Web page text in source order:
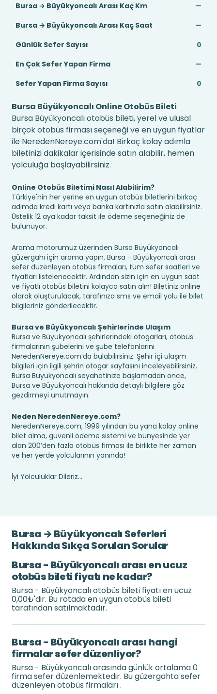
Bursa → Büyükyoncalı Arası Kaç Km
—
Bursa → Büyükyoncalı Arası Kaç Saat
—
Günlük Sefer Sayısı
0
En Çok Sefer Yapan Firma
—
Sefer Yapan Firma Sayısı
0
Bursa Büyükyoncalı Online Otobüs Bileti
Bursa Büyükyoncalı otobüs bileti, yerel ve ulusal
birçok otobüs firması seçeneği ve en uygun fiyatlar
ile NeredenNereye.com'da! Birkaç kolay adımla
biletinizi dakikalar içerisinde satın alabilir, hemen
yolculuğa başlayabilirsiniz.
Online Otobüs Biletimi Nasıl Alabilirim?
Türkiye'nin her yerine en uygun otobüs biletlerini birkaç
adımda kredi kartı veya banka kartınızla satın alabilirsiniz.
Üstelik 12 aya kadar taksit ile ödeme seçeneğiniz de
bulunuyor.
Arama motorumuz üzerinden Bursa Büyükyoncalı
güzergahı için arama yapın, Bursa - Büyükyoncalı arası
sefer düzenleyen otobüs firmaları, tüm sefer saatleri ve
fiyatları listelenecektir. Ardından sizin için en uygun saat
ve fiyatlı otobüs biletini kolayca satın alın! Biletiniz online
olarak oluşturulacak, tarafınıza sms ve email yolu ile bilet
bilgileriniz gönderilecektir.
Bursa ve Büyükyoncalı Şehirlerinde Ulaşım
Bursa ve Büyükyoncalı şehirlerindeki otogarları, otobüs
firmalarının şubelerini ve şube telefonlarını
NeredenNereye.com’da bulabilirsiniz. Şehir içi ulaşım
bilgileri için ilgili şehrin otogar sayfasını inceleyebilirsiniz.
Bursa Büyükyoncalı seyahatinize başlamadan önce,
Bursa ve Büyükyoncalı hakkında detaylı bilgilere göz
gezdirmeyi unutmayın.
Neden NeredenNereye.com?
NeredenNereye.com, 1999 yılından bu yana kolay online
bilet alma, güvenli ödeme sistemi ve bünyesinde yer
alan 200’den fazla otobüs firması ile birlikte her zaman
ve her yerde yolcularının yanında!
İyi Yolculuklar Dileriz...
Bursa → Büyükyoncalı Seferleri
Hakkında Sıkça Sorulan Sorular
Bursa - Büyükyoncalı arası en ucuz
otobüs bileti fiyatı ne kadar?
Bursa - Büyükyoncalı otobüs bileti fiyatı en ucuz
0,00₺'dir. Bu rotada en uygun otobüs bileti
tarafından satılmaktadır.
Bursa - Büyükyoncalı arası hangi
firmalar sefer düzenliyor?
Bursa - Büyükyoncalı arasında günlük ortalama 0
firma sefer düzenlemektedir. Bu güzergahta sefer
düzenleyen otobüs firmaları .